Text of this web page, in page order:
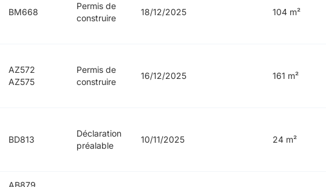
BM668
Permis de
construire
18/12/2025 104 m²
AZ572
AZ575
Permis de
construire
16/12/2025 161 m²
BD813
Déclaration
préalable
10/11/2025 24 m²